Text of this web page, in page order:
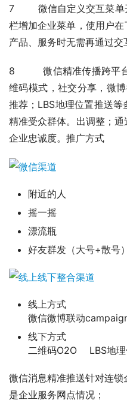
7        微信自定义交互
栏增加企业菜单，使用户
产品、服务时无需再通过交
8         微信精准传播跨
维码模式，社交分享，微
推荐；LBS地理位置推送等
精准受众群体。出调整；
企业忠诚度。推广方式
附近的人
摇一摇
漂流瓶
好友群发（大号+散号）
线上方式
微信微博联动
线下方式
二维码O2O LBS地理
微信消息精准推送针对连锁
是企业服务网点情况；